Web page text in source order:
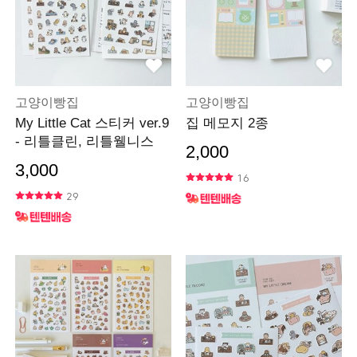
고양이빵집
My Little Cat 스티커 ver.9
- 리틀클린, 리틀웰니스
3,000
29
고양이빵집
집 메모지 2종
2,000
16